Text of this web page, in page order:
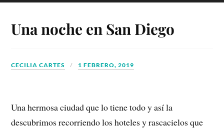
Una noche en San Diego
CECILIA CARTES 1 FEBRERO, 2019
Una hermosa ciudad que lo tiene todo y así la
descubrimos recorriendo los hoteles y rascacielos que